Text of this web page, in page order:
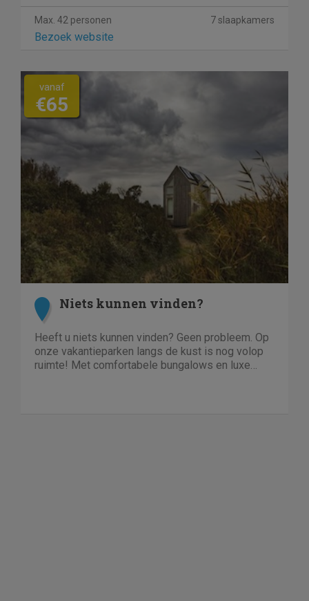
Max. 42 personen 7 slaapkamers
Bezoek website
vanaf
€65
Niets kunnen vinden?
Heeft u niets kunnen vinden? Geen probleem. Op
onze vakantieparken langs de kust is nog volop
ruimte! Met comfortabele bungalows en luxe